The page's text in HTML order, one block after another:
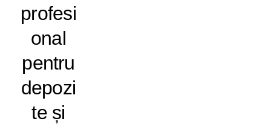
profesi
onal
pentru
depozi
te și